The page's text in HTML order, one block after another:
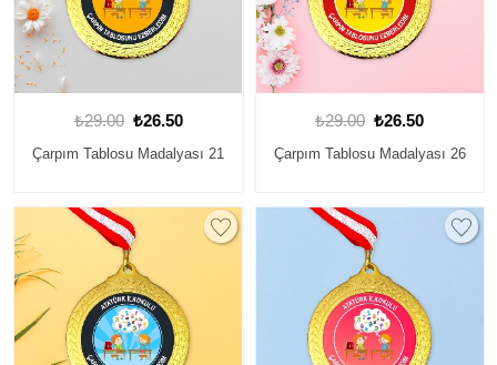
₺29.00 ₺26.50
Çarpım Tablosu Madalyası 21
₺29.00 ₺26.50
Çarpım Tablosu Madalyası 26